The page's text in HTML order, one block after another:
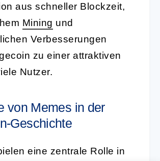
aus schneller Blockzeit,
Mining und
Verbesserungen
zu einer attraktiven
Nutzer.
von Memes in der
Geschichte
eine zentrale Rolle in